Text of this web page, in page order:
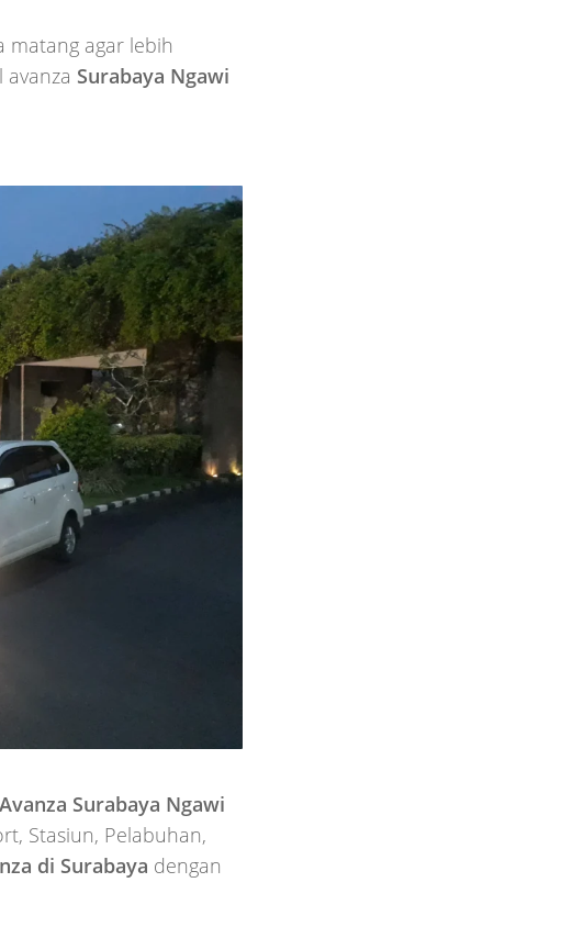
matang agar lebih
Surabaya Ngawi
Surabaya Ngawi
Stasiun, Pelabuhan,
di Surabaya dengan